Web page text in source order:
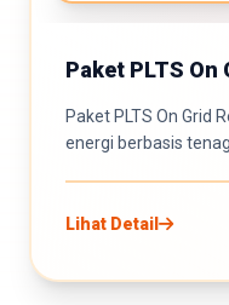
Paket PLTS On
Paket PLTS On Grid
energi berbasis
Lihat Detail